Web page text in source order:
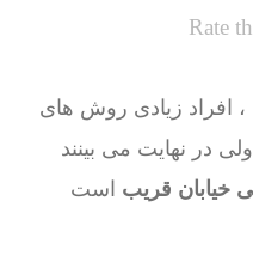
Rate
افراد زیادی روش های
در نهایت می بینند
خیابان قریب است